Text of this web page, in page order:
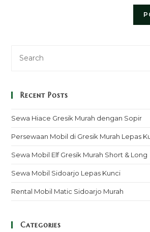
Recent Posts
Sewa Hiace Gresik Murah dengan Sopir
Persewaan Mobil di Gresik Murah Lepas
Sewa Mobil Elf Gresik Murah Short & Long
Sewa Mobil Sidoarjo Lepas Kunci
Rental Mobil Matic Sidoarjo Murah
Categories